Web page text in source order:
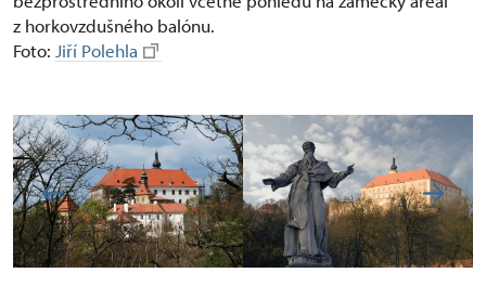
z horkovzdušného balónu.
Foto: Jiří Polehla